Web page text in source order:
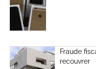
Fraude
recouvrer